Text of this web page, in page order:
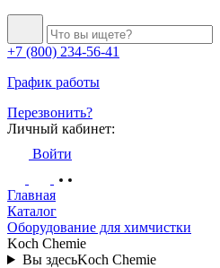
+7 (800) 234-56-41
График работы
Перезвонить?
Личный кабинет:
Войти
Главная
Каталог
Оборудование для химчистки
Koch Chemie
Вы здесьKoch Chemie